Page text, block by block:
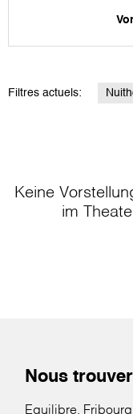
Filtres actuels:
Keine
im
Nous trouver
Equilibre, Fribourg